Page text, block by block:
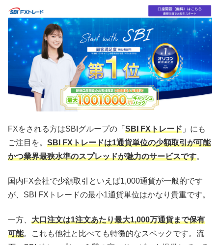
FXをされる方はSBIグループの「 SBI FXトレード 」にも
ご注目を。 SBI FXトレードは1通貨単位の少額取引が可能
かつ業界最狭水準のスプレッドが魅力のサービスです。
国内FX会社で少額取引といえば1,000通貨が一般的です
が、SBI FXトレードの最小1通貨単位はかなり貴重です。
一方、 大口注文は1注文あたり最大1,000万通貨まで保有
可能。これも他社と比べても特徴的なスペックです。流